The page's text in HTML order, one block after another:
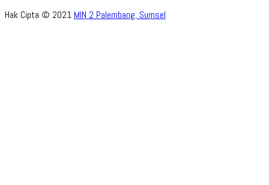
Hak Cipta © 2021 MIN 2 Palembang, Sumsel